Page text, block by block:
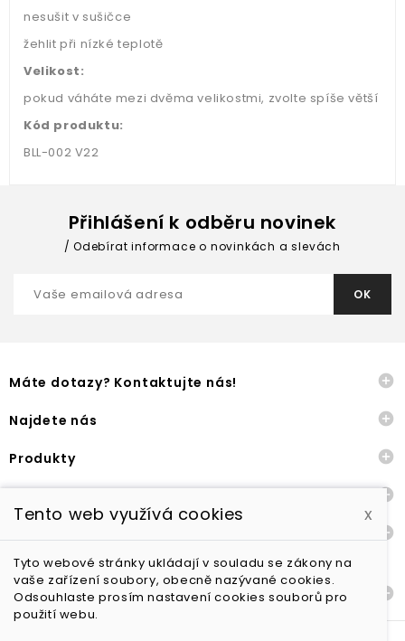
nesušit v sušičce
žehlit při nízké teplotě
Velikost:
pokud váháte mezi dvěma velikostmi, zvolte spíše větší
Kód produktu:
BLL-002 V22
Přihlášení k odběru novinek
Odebírat informace o novinkách a slevách
Máte dotazy? Kontaktujte nás! 
Najdete nás 
Produkty 


Dodání a vrácení zboží 
Tento web využívá cookies x
Tyto webové stránky ukládají v souladu se zákony na
vaše zařízení soubory, obecně nazývané cookies.
Odsouhlaste prosím nastavení cookies souborů pro
použití webu.